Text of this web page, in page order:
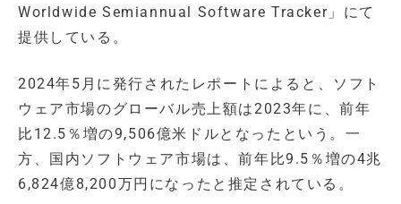
Worldwide Semiannual Software Tracker」にて
提供している。
2024年5月に発行されたレポートによると、ソフト
ウェア市場のグローバル売上額は2023年に、前年
比12.5％増の9,506億米ドルとなったという。一
方、国内ソフトウェア市場は、前年比9.5％増の4兆
6,824億8,200万円になったと推定されている。